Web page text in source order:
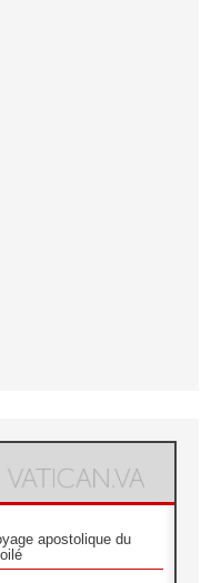
apostolique du